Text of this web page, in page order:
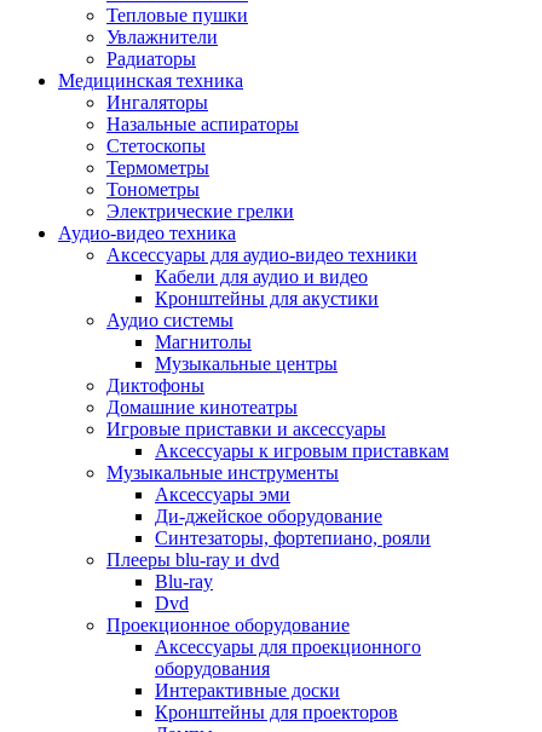
Фотоаппараты
Зеркальные фотоаппараты
Экшн-камеры
Аксессуары для фото- видео техники
Штативы
Чехлы и сумки
Другое
Фоторамки
Аксессуары
Для воздухоочистителей и
Для вытяжек
Для климатической техники
Для кофейного оборудования
Для крупной бытовой техники
Для кухонной техники
Для медицинского оборудования
Для микроволновок
Для пылесосов
Для техники по уходу за одеждой
Для техники по уходу за собой
Для фильтров воды
Дополнительные принадлежности
Телевизоры и аксессуары
Телевизоры
Аксессуары для телевизоров
Комплекты спутникового тв
Кронштейны и подставки для тв
Приставки smart box
Тепловые пушки
Увлажнители
Радиаторы
Медицинская техника
Ингаляторы
Назальные аспираторы
Стетоскопы
Термометры
Тонометры
Электрические грелки
Аудио-видео техника
Аксессуары для аудио-видео техники
Кабели для аудио и видео
Кронштейны для акустики
Аудио системы
Магнитолы
Музыкальные центры
Диктофоны
Домашние кинотеатры
Игровые приставки и аксессуары
Аксессуары к игровым приставкам
Музыкальные инструменты
Аксессуары эми
Ди-джейское оборудование
Синтезаторы, фортепиано, рояли
Плееры blu-ray и dvd
Blu-ray
Dvd
Проекционное оборудование
Аксессуары для проекционного
оборудования
Интерактивные доски
Кронштейны для проекторов